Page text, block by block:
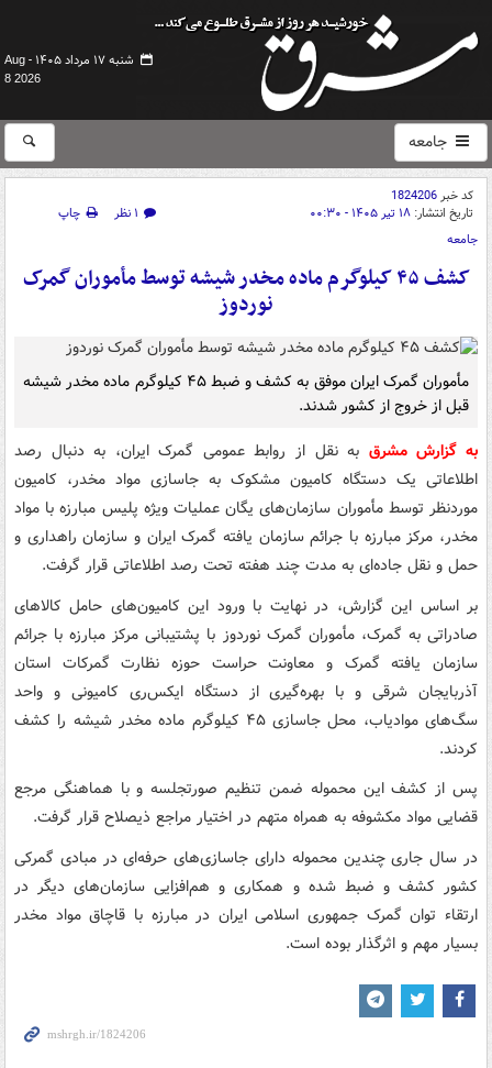
شنبه ۱۷ مرداد ۱۴۰۵ -
Aug
8 2026
جامعه
کد خبر1824206
تاریخ انتشار: ۱۸ تیر ۱۴۰۵ - ۰۰:۳۰ ۱ نظر
چاپ
جامعه
کشف ۴۵ کیلوگرم ماده مخدر شیشه توسط مأموران گمرک
نوردوز
مأموران گمرک ایران موفق به کشف و ضبط ۴۵ کیلوگرم ماده مخدر شیشه
قبل از خروج از کشور شدند.
به گزارش مشرق به نقل از روابط عمومی گمرک ایران، به دنبال رصد
اطلاعاتی یک دستگاه کامیون مشکوک به جاسازی مواد مخدر، کامیون
موردنظر توسط مأموران سازمان‌های یگان عملیات ویژه پلیس مبارزه با مواد
مخدر، مرکز مبارزه با جرائم سازمان یافته گمرک ایران و سازمان راهداری و
حمل و نقل جاده‌ای به مدت چند هفته تحت رصد اطلاعاتی قرار گرفت.
بر اساس این گزارش، در نهایت با ورود این کامیون‌های حامل کالاهای
صادراتی به گمرک، مأموران گمرک نوردوز با پشتیبانی مرکز مبارزه با جرائم
سازمان یافته گمرک و معاونت حراست حوزه نظارت گمرکات استان
آذربایجان شرقی و با بهره‌گیری از دستگاه ایکس‌ری کامیونی و واحد
سگ‌های موادیاب، محل جاسازی ۴۵ کیلوگرم ماده مخدر شیشه را کشف
کردند.
پس از کشف این محموله ضمن تنظیم صورتجلسه و با هماهنگی مرجع
قضایی مواد مکشوفه به همراه متهم در اختیار مراجع ذیصلاح قرار گرفت.
در سال جاری چندین محموله دارای جاسازی‌های حرفه‌ای در مبادی گمرکی
کشور کشف و ضبط شده و همکاری و هم‌افزایی سازمان‌های دیگر در
ارتقاء توان گمرک جمهوری اسلامی ایران در مبارزه با قاچاق مواد مخدر
بسیار مهم و اثرگذار بوده است.